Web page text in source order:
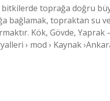
toprağa doğru
bağlamak, topraktan su
Kök, Gövde, Yaprak
› mod › Kaynak